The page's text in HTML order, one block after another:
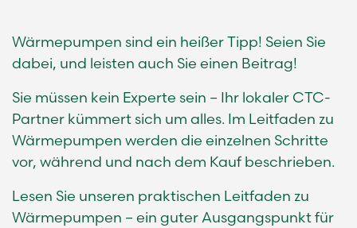
Wärmepumpen sind ein heißer Tipp! Seien Sie
dabei, und leisten auch Sie einen Beitrag!
Sie müssen kein Experte sein – Ihr lokaler CTC-
Partner kümmert sich um alles. Im Leitfaden zu
Wärmepumpen werden die einzelnen Schritte
vor, während und nach dem Kauf beschrieben.
Lesen Sie unseren praktischen Leitfaden zu
Wärmepumpen – ein guter Ausgangspunkt für